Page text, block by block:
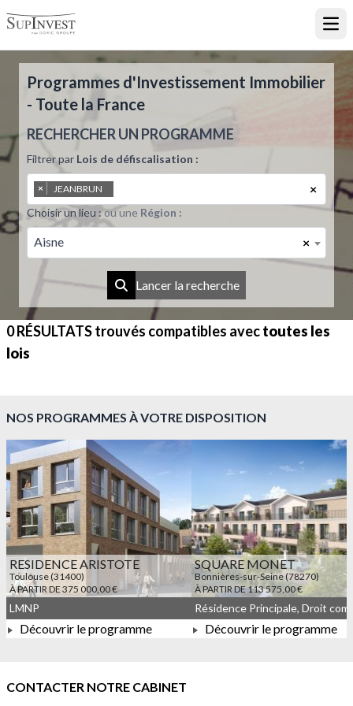
Programmes d'Investissement Immobilier
- Toute la France
RECHERCHER UN PROGRAMME
Filtrer par Lois de défiscalisation :
×
× JEANBRUN
Choisir un lieu :ou une Région :
×
Aisne
Lancer la recherche
0 RÉSULTATStrouvés compatibles avectoutes les
lois
NOS PROGRAMMES À VOTRE DISPOSITION
RESIDENCE ARISTOTE
Toulouse (31400)
À PARTIR DE 375 000,00 €
À PARTIR DE 375 000,00 €
LMNP
Découvrir le programme
SQUARE MONET
Bonnières-sur-Seine (78270)
À PARTIR DE 113 575,00 €
Découvrir le programme
CONTACTER NOTRE CABINET